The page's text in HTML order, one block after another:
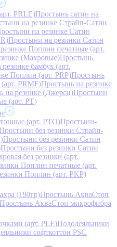
PRLE)Простынь сатин на
на резинке Страйп-Сатин
на резинке Сатин
Простыни на резинки Сатин
Поплин печатные (арт.
(Махровые)Простынь
бамбук (арт.
Поплин (арт. PRP)Простынь
PRMF)Простынь на резинке
на резинке (Джерси)Простыни
(арт. РТ)
(арт. PTO)Простыни-
Простыни без резинки Страйп-
Простыни без резинки Сатин
Простыни без резинки Сатин
без резинки (арт.
Поплин печатные (арт.
Поплин (арт. PKP)
(190гр)Простынь АкваСтоп
Простынь АкваСтоп микрофибра
(арт. PLE)Пододеяльники
софткоттон PSC